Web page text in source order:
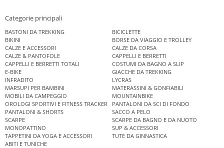
Categorie principali
BASTONI DA TREKKING
BICICLETTE
BIKINI
BORSE DA VIAGGIO E TROLLEY
CALZE E ACCESSORI
CALZE DA CORSA
CALZE & PANTOFOLE
CAPPELLI E BERRETTI
CAPPELLI E BERRETTI TOTALI
COSTUMI DA BAGNO A SLIP
E-BIKE
GIACCHE DA TREKKING
INFRADITO
LYCRAS
MARSUPI PER BAMBINI
MATERASSINI & GONFIABILI
MOBILI DA CAMPEGGIO
MOUNTAINBIKE
OROLOGI SPORTIVI E FITNESS TRACKER
PANTALONI DA SCI DI FONDO
PANTALONI & SHORTS
SACCO A PELO
SCARPE
SCARPE DA BAGNO E DA NUOTO
MONOPATTINO
SUP & ACCESSORI
TAPPETINI DA YOGA E ACCESSORI
TUTE DA GINNASTICA
ABITI E TUNICHE